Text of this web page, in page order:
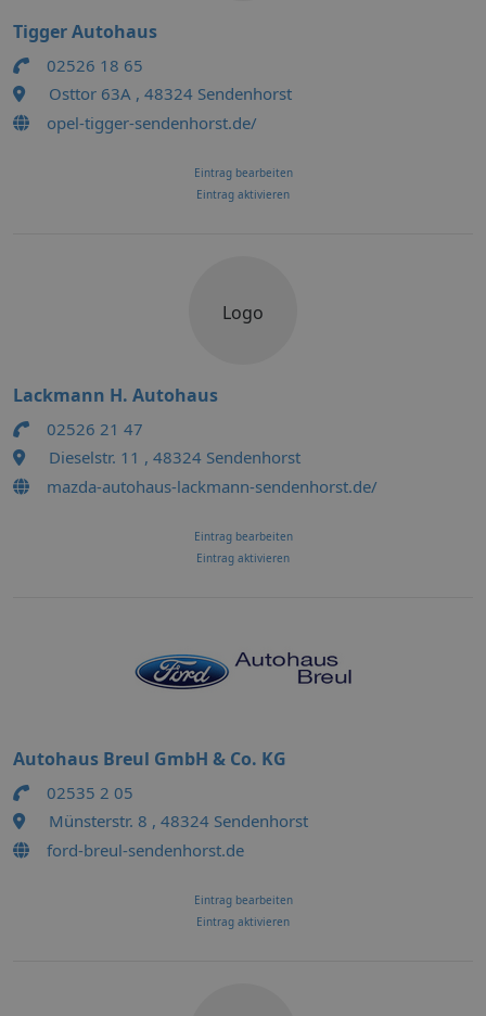
Tigger Autohaus
02526 18 65
Osttor 63A , 48324 Sendenhorst
opel-tigger-sendenhorst.de/
Eintrag bearbeiten
Eintrag aktivieren
Logo
Lackmann H. Autohaus
02526 21 47
Dieselstr. 11 , 48324 Sendenhorst
mazda-autohaus-lackmann-sendenhorst.de/
Eintrag bearbeiten
Eintrag aktivieren
Autohaus Breul GmbH & Co. KG
02535 2 05
Münsterstr. 8 , 48324 Sendenhorst
ford-breul-sendenhorst.de
Eintrag bearbeiten
Eintrag aktivieren